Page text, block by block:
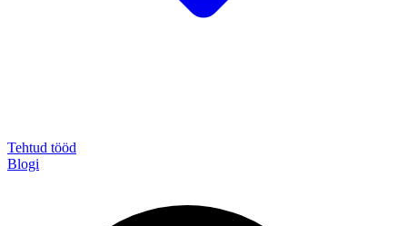
Tehtud tööd
Blogi